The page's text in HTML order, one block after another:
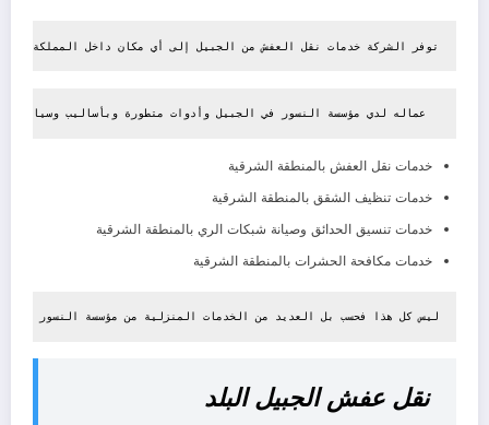
توفر الشركة خدمات نقل العفش من الجبيل إلى أي مكان داخل المملكة
عماله لدي مؤسسة النسور في الجبيل وأدوات متطورة وبأساليب
خدمات نقل العفش بالمنطقة الشرقية
خدمات تنظيف الشقق بالمنطقة الشرقية
خدمات تنسيق الحدائق وصيانة شبكات الري بالمنطقة الشرقية
خدمات مكافحة الحشرات بالمنطقة الشرقية
ليس كل هذا فحسب بل العديد من الخدمات المنزلية من مؤسسة النسور
نقل عفش الجبيل البلد